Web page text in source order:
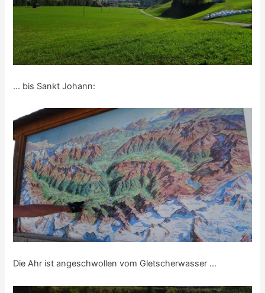
… bis Sankt Johann:
Die Ahr ist angeschwollen vom Gletscherwasser …